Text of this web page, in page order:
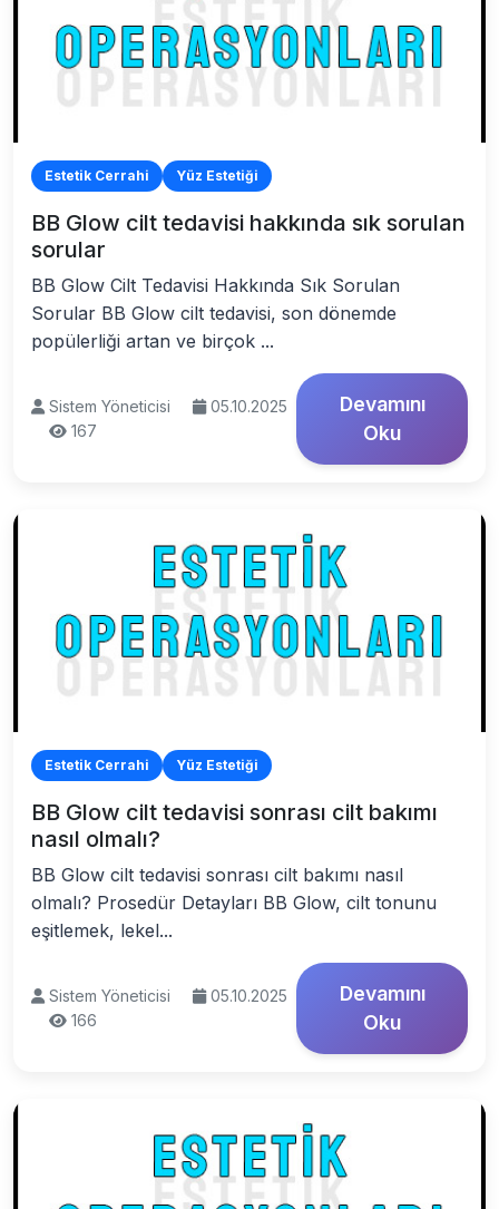
Estetik Cerrahi Yüz Estetiği
BB Glow cilt tedavisi hakkında sık sorulan
sorular
BB Glow Cilt Tedavisi Hakkında Sık Sorulan
Sorular BB Glow cilt tedavisi, son dönemde
popülerliği artan ve birçok ...
Sistem Yöneticisi
05.10.2025
167
Devamını
Oku
Estetik Cerrahi Yüz Estetiği
BB Glow cilt tedavisi sonrası cilt bakımı
nasıl olmalı?
BB Glow cilt tedavisi sonrası cilt bakımı nasıl
olmalı? Prosedür Detayları BB Glow, cilt tonunu
eşitlemek, lekel...
Sistem Yöneticisi
05.10.2025
166
Devamını
Oku